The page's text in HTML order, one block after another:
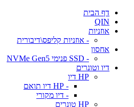
דף הבית
QIN
אוזניות
- אוזניות קליפס\דיבורית
אחסון
- SSD פנימי NVMe Gen5
דיו וטונרים
HP דיו
- HP דיו תואם
- דיו מקורי
HP טונרים